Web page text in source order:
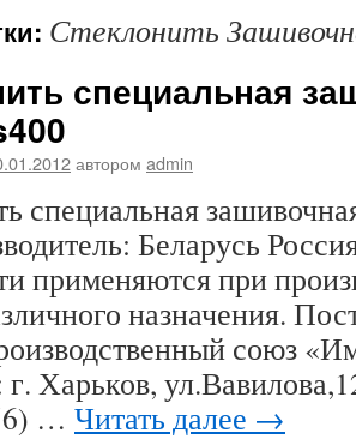
Стеклонить
специальная
автором admin
специальная
Беларусь
применяются при
назначения.
союз
Харьков,
… Читать далее →